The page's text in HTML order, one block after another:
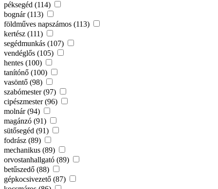
péksegéd (114)
bognár (113)
földműves napszámos (113)
kertész (111)
segédmunkás (107)
vendéglős (105)
hentes (100)
tanítónő (100)
vasöntő (98)
szabómester (97)
cipészmester (96)
molnár (94)
magánzó (91)
sütősegéd (91)
fodrász (89)
mechanikus (89)
orvostanhallgató (89)
betűszedő (88)
gépkocsivezető (87)